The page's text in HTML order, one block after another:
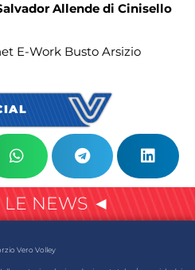
Allende di Cinisello
E-Work Busto Arsizio
LE NEWS ◄
Vero Volley